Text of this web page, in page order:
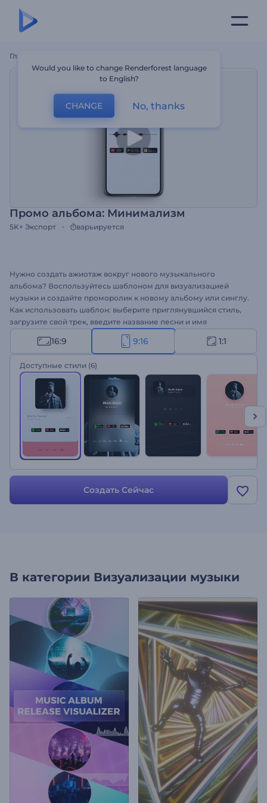
Главная
Промо альбома: Минимализм
5K+ Экспорт варьируется
Нужно создать ажиотаж вокруг нового музыкального
альбома? Воспользуйтесь шаблоном для визуализацией
музыки и создайте проморолик к новому альбому или синглу.
Как использовать шаблон: выберите приглянувшийся стиль,
загрузите свой трек, введите название песни и имя
исполнителя, и видео готово! Настройте аудиторию на ритм
музыки с помощью шаблона для промо альбома
“Минимализм” - попробуйте создать видео!
16:9 9:16 1:1
Доступные стили (6)
Создать Сейчас
В категории Визуализации музыки
Would you like to change Renderforest language
to English?
CHANGE No, thanks